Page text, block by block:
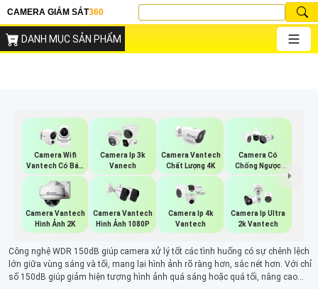
CAMERA GIÁM SÁT360
DANH MỤC SẢN PHẨM
Camera Wifi
Vantech Có Báo
Động
Camera Ip 3k
Vanech
Camera Vantech
Chất Lượng 4K
Camera Có
Chống Ngược
Sáng Vantech
Camera Vantech
Hình Ảnh 2K
Camera Vantech
Hình Ảnh 1080P
Camera Ip 4k
Vantech
Camera Ip Ultra
2k Vantech
Công nghệ WDR 150dB giúp camera xử lý tốt các tình huống có sự chênh lệch
lớn giữa vùng sáng và tối, mang lại hình ảnh rõ ràng hơn, sắc nét hơn. Với chỉ
số 150dB giúp giảm hiện tượng hình ảnh quá sáng hoặc quá tối, nâng cao